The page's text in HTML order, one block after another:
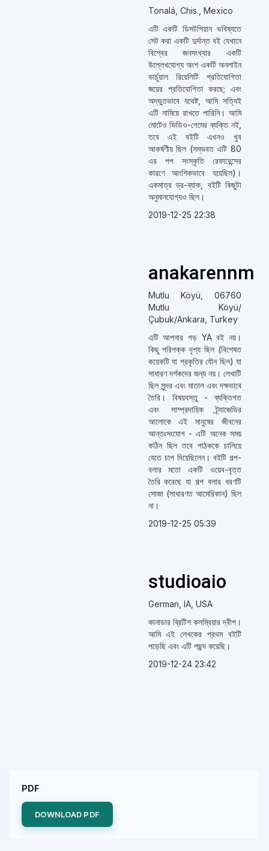
Tonalá, Chis., Mexico
এটি একটি ডিসটপিয়ান ভবিষ্যতে
সেট করা একটি দুর্দান্ত বই যেখানে
বিশ্বের জনসংখ্যার একটি
উল্লেখযোগ্য অংশ একটি অনলাইন
ভার্চুয়াল রিয়েলিটি প্রতিযোগিতা
জয়ের প্রতিযোগিতা করছে; এবং
অদ্ভুতভাবে যথেষ্ট, আমি সত্যিই
এটি নামিয়ে রাখতে পারিনি। আমি
মোটেও ভিডিও-গেমের ব্যক্তি নই,
তবে এই বইটি এখনও খুব
আকর্ষণীয় ছিল (সম্ভবত এটি 80
এর পপ সংস্কৃতি রেফারেন্সের
কারণে আংশিকভাবে হয়েছিল)।
একমাত্র ড্র-ব্যাক, বইটি কিছুটা
অনুমানযোগ্যও ছিল।
2019-12-25 22:38
anakarennm
Mutlu Köyü, 06760
Mutlu Köyü/
Çubuk/Ankara, Turkey
এটি আপনার গড় YA বই নয়।
কিছু পরিপক্ক দৃশ্য ছিল (বিশেষত
কয়েকটি যা প্রকৃতির যৌন ছিল) যা
সাধারণ দর্শকদের জন্য নয়। লেখাটি
ছিল সুন্দর এবং মাতাল এবং দক্ষভাবে
তৈরি। বিষয়বস্তু - ব্যক্তিগত
এবং সাম্প্রদায়িক ট্র্যাজেডির
আলোকে এই মানুষের জীবনের
আন্তঃসংযোগ - এটি অনেক সময়
কঠিন ছিল তবে পাঠককে চালিয়ে
যেতে চাপ দিয়েছিলেন। বইটি গল্প-
বলার মতো একটি ওয়েব-বৃত্ত
তৈরি করেছে যা গল্প বলার ধরণটি
সোজা (সাধারণত আমেরিকান) ছিল
না।
2019-12-25 05:39
studioaio
German, IA, USA
কানাডার ব্রিটিশ কলম্বিয়ার দ্বীপ।
আমি এই লেখকের প্রথম বইটি
পড়েছি এবং এটি পছন্দ করেছি।
2019-12-24 23:42
PDF
DOWNLOAD PDF